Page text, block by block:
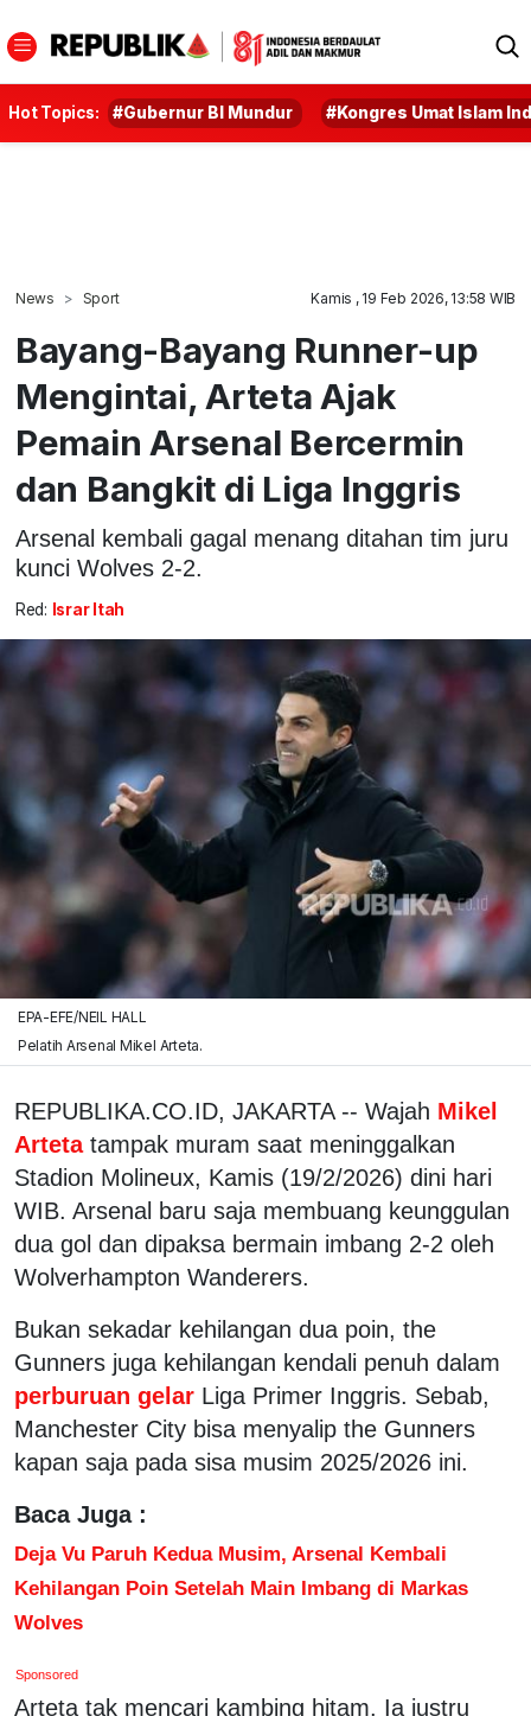
Hot Topics: #Gubernur BI Mundur #Kongres Umat Islam
News Sport Kamis , 19 Feb 2026, 13:58 WIB
Bayang-Bayang Runner-up
Mengintai, Arteta Ajak
Pemain Arsenal Bercermin
dan Bangkit di Liga Inggris
Arsenal kembali gagal menang ditahan tim juru
kunci Wolves 2-2.
Red: Israr Itah
EPA-EFE/NEIL HALL
Pelatih Arsenal Mikel Arteta.
REPUBLIKA.CO.ID, JAKARTA -- Wajah Mikel
Arteta tampak muram saat meninggalkan
Stadion Molineux, Kamis (19/2/2026) dini hari
WIB. Arsenal baru saja membuang keunggulan
dua gol dan dipaksa bermain imbang 2-2 oleh
Wolverhampton Wanderers.
Bukan sekadar kehilangan dua poin, the
Gunners juga kehilangan kendali penuh dalam
perburuan gelar Liga Primer Inggris. Sebab,
Manchester City bisa menyalip the Gunners
kapan saja pada sisa musim 2025/2026 ini.
Baca Juga :
Deja Vu Paruh Kedua Musim, Arsenal Kembali
Kehilangan Poin Setelah Main Imbang di Markas
Wolves
Sponsored
Arteta tak mencari kambing hitam. Ia justru